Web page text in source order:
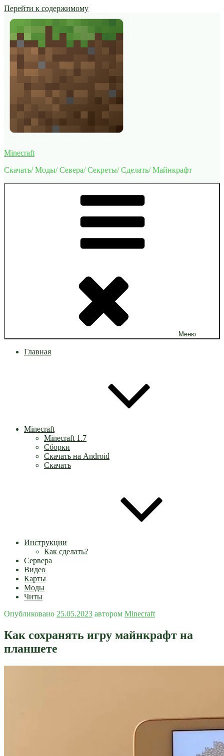
Перейти к содержимому
Minecraft
Скачать/ Моды/ Севера/ Секреты/ Сделать/ Майнкрафт
Меню
Главная
Minecraft
Minecraft 1.7
Сборки
Скачать на Android
Скачать
Инструкции
Как сделать?
Сервера
Видео
Карты
Моды
Читы
Опубликовано 25.05.2023 автором Minecraft
Как сохранять игру майнкрафт на
планшете